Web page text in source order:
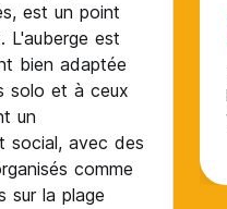
est un point
L'auberge est
bien adaptée
solo et à ceux
un
social, avec des
comme
sur la plage